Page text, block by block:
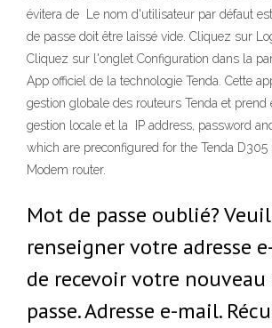
évitera de Le nom d'utilisateur par défaut
de passe doit être laissé vide. Cliquez sur
Cliquez sur l'onglet Configuration dans la
App officiel de la technologie Tenda. Cette
gestion globale des routeurs Tenda et prend
gestion locale et la IP address, password
which are preconfigured for the Tenda D305
Modem router.
Mot de passe oublié?
renseigner votre adresse
de recevoir votre
passe. Adresse e-mail.